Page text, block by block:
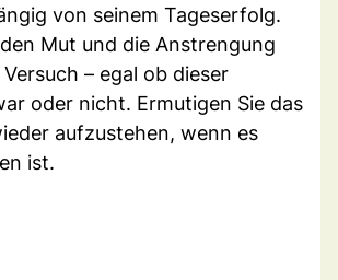
von seinem Tageserfolg.
Mut und die Anstrengung
– egal ob dieser
oder nicht. Ermutigen Sie das
aufzustehen, wenn es
ist.